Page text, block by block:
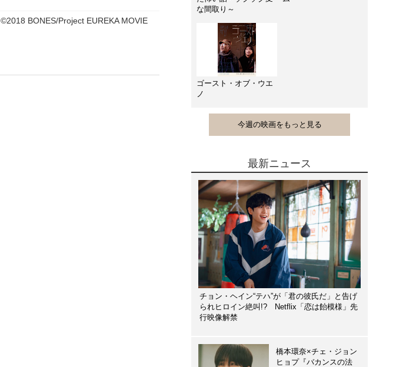
©2018 BONES/Project EUREKA MOVIE
な間取り～
ゴースト・オブ・ウエ
ノ
今週の映画をもっと見る
最新ニュース
チョン・ヘイン“テハ”が「君の彼氏だ」と告げ
られヒロイン絶叫!? Netflix「恋は飴模様」先
行映像解禁
橋本環奈×チェ・ジョン
ヒョプ『バカンスの法